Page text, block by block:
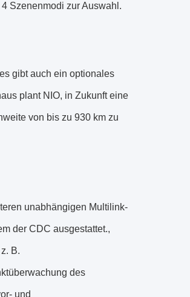
Szenenmodi zur Auswahl.
gibt auch ein optionales
plant NIO, in Zukunft eine
von bis zu 930 km zu
unabhängigen Multilink-
der CDC ausgestattet.,
B.
des
und